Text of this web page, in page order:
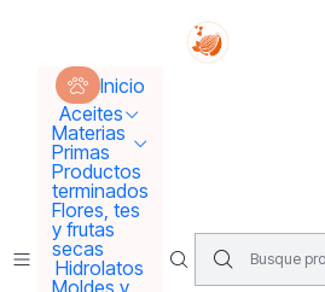
Inicio
Aceites
Materias
Primas
Productos
terminados
Flores, tes
y frutas
secas
Hidrolatos
Moldes y
Tus sueños se
Inicio
Baicapil 30 Ml Para el